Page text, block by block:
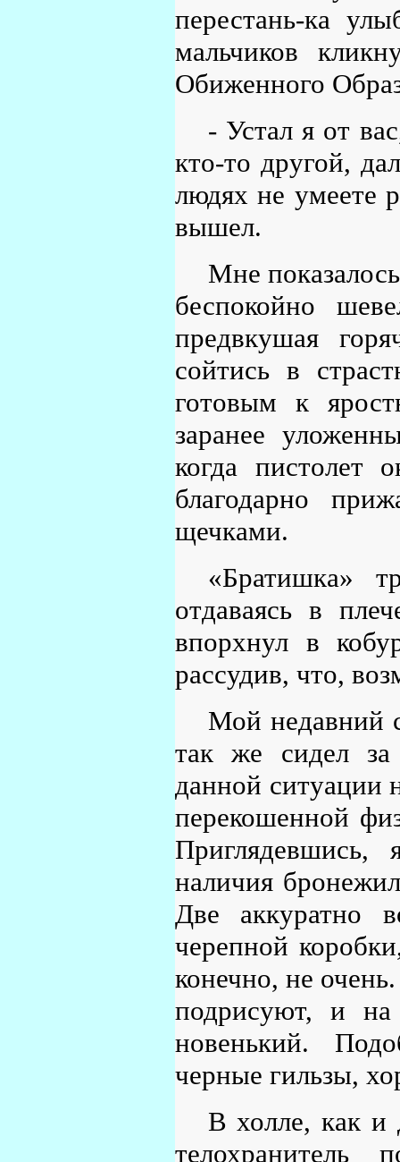
перестань-ка
мальчиков
Обиженного
- Устал я от
кто-то другой,
людях не умеете
вышел.
Мне
беспокойно
предвкушая
сойтись в
готовым к
заранее
когда пистолет
благодарно
щечками.
«Братишка»
отдаваясь в
впорхнул в
рассудив, что,
Мой недавний
так же сидел
данной ситуации
перекошенной
наличия
Две аккуратно
черепной
конечно, не
подрисуют, и на
новенький.
черные гильзы,
В холле, как и